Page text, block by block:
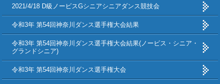
2021/4/18 D級ノービスGシニアシニアダンス競技会
令和3年 第54回神奈川ダンス選手権大会結果
令和3年 第54回神奈川ダンス選手権大会結果(ノービス・シニア・
グランドシニア)
令和3年 第54回神奈川ダンス選手権大会